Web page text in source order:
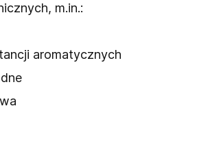
m.in.:
aromatycznych